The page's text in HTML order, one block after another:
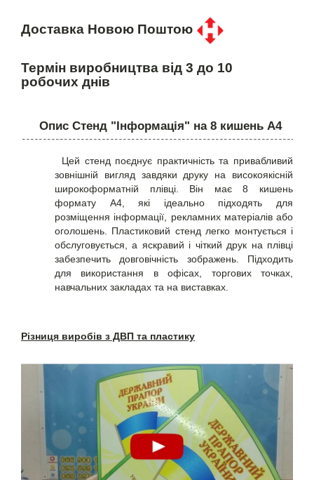
Доставка Новою Поштою
Термін виробництва від 3 до 10
робочих днів
Опис Стенд "Інформація" на 8 кишень А4
Цей стенд поєднує практичність та привабливий
зовнішній вигляд завдяки друку на високоякісній
широкоформатній плівці. Він має 8 кишень
формату A4, які ідеально підходять для
розміщення інформації, рекламних матеріалів або
оголошень. Пластиковий стенд легко монтується і
обслуговується, а яскравий і чіткий друк на плівці
забезпечить довговічність зображень. Підходить
для використання в офісах, торгових точках,
навчальних закладах та на виставках.
Різниця виробів з ДВП та пластику